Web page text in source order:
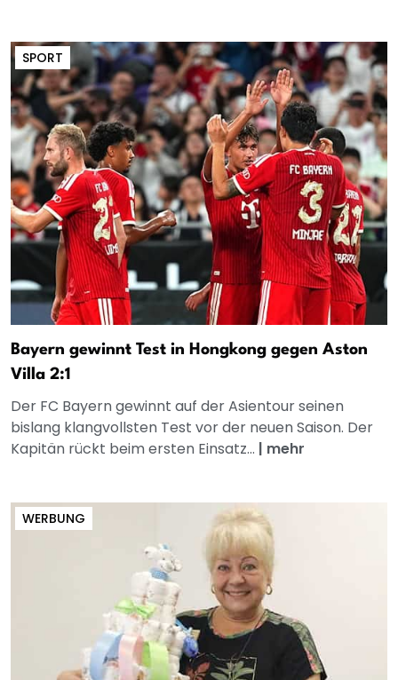
SPORT
Bayern gewinnt Test in Hongkong gegen Aston
Villa 2:1
Der FC Bayern gewinnt auf der Asientour seinen
bislang klangvollsten Test vor der neuen Saison. Der
Kapitän rückt beim ersten Einsatz... | mehr
WERBUNG